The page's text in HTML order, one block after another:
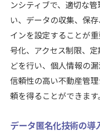
ンシティブで、適切な
い、データの収集、保
インを設定することが
号化、アクセス制限、
どを行い、個人情報の
信頼性の高い不動産管
頼を得ることができます
データ匿名化技術の導